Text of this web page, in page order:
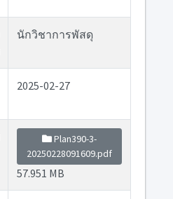
นักวิชาการพัสดุ
2025-02-27
Plan390-3-
20250228091609.pdf
57.951 MB